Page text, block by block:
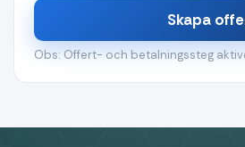
Skapa
Obs: Offert- och betalningssteg